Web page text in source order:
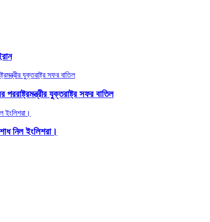
যুক্তরাষ্ট্র সফর বাতিল
নিল ইংলিশরা।